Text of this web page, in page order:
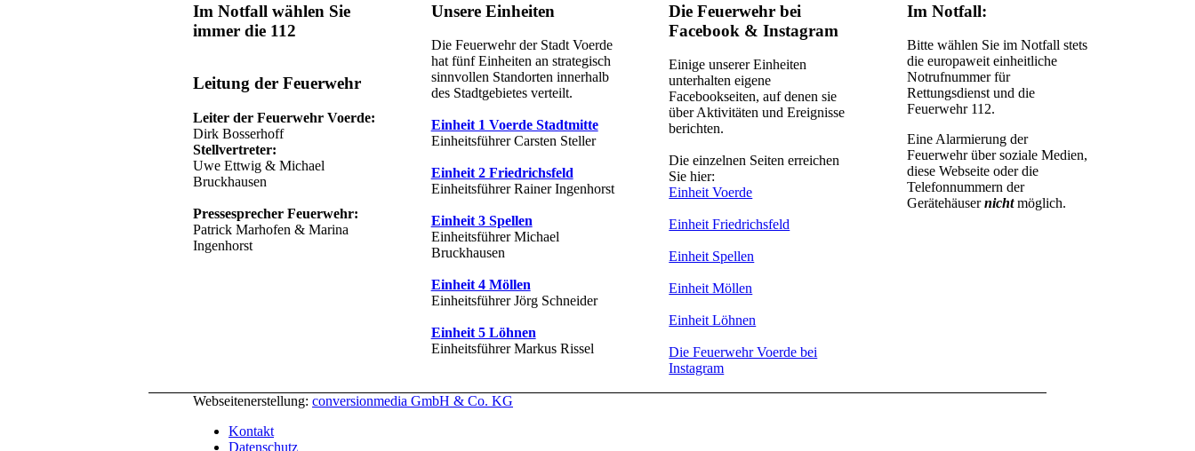
Im Notfall wählen Sie
immer die 112
Leitung der Feuerwehr
Leiter der Feuerwehr Voerde:
Dirk Bosserhoff
Stellvertreter:
Uwe Ettwig & Michael
Bruckhausen
Pressesprecher Feuerwehr:
Patrick Marhofen & Marina
Ingenhorst
Unsere Einheiten
Die Feuerwehr der Stadt Voerde
hat fünf Einheiten an strategisch
sinnvollen Standorten innerhalb
des Stadtgebietes verteilt.
Einheit 1 Voerde Stadtmitte
Einheitsführer Carsten Steller
Einheit 2 Friedrichsfeld
Einheitsführer Rainer Ingenhorst
Einheit 3 Spellen
Einheitsführer Michael
Bruckhausen
Einheit 4 Möllen
Einheitsführer Jörg Schneider
Einheit 5 Löhnen
Einheitsführer Markus Rissel
Die Feuerwehr bei
Facebook & Instagram
Einige unserer Einheiten
unterhalten eigene
Facebookseiten, auf denen sie
über Aktivitäten und Ereignisse
berichten.
Die einzelnen Seiten erreichen
Sie hier:
Einheit Voerde
Einheit Friedrichsfeld
Einheit Spellen
Einheit Möllen
Einheit Löhnen
Die Feuerwehr Voerde bei
Instagram
Im Notfall:
Bitte wählen Sie im Notfall stets
die europaweit einheitliche
Notrufnummer für
Rettungsdienst und die
Feuerwehr 112.
Eine Alarmierung der
Feuerwehr über soziale Medien,
diese Webseite oder die
Telefonnummern der
Gerätehäusernichtmöglich.
Webseitenerstellung: conversionmedia GmbH & Co. KG
Kontakt
Datenschutz